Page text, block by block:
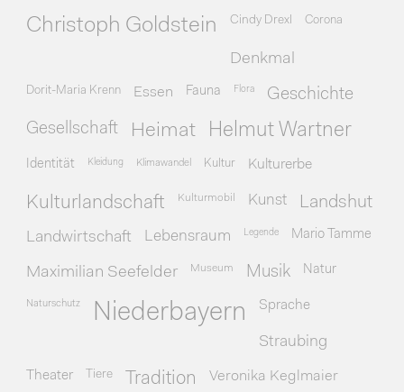
Christoph Goldstein Cindy Drexl Corona
Denkmal
Dorit-Maria Krenn Essen Fauna Flora Geschichte
Gesellschaft Heimat Helmut Wartner
Identität Kleidung Klimawandel Kultur Kulturerbe
Kulturlandschaft Kulturmobil Kunst Landshut
Landwirtschaft Lebensraum Legende Mario Tamme
Maximilian Seefelder Museum Musik Natur
Naturschutz Niederbayern Sprache
Straubing
Theater Tiere Tradition Veronika Keglmaier